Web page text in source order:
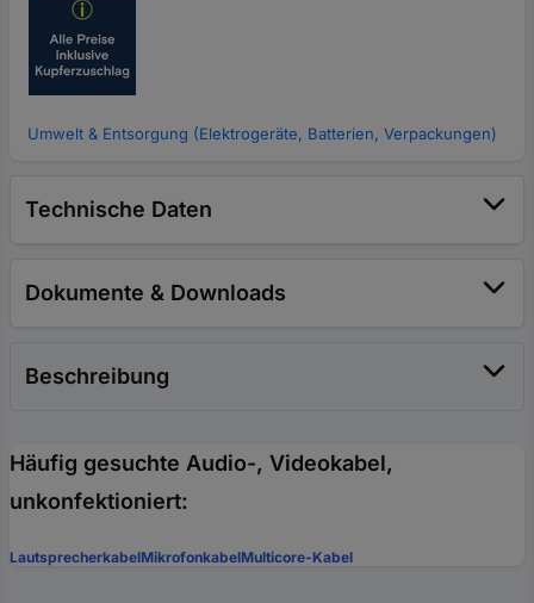
Umwelt & Entsorgung (Elektrogeräte, Batterien, Verpackungen)
Technische Daten
Dokumente & Downloads
Beschreibung
Häufig gesuchte Audio-, Videokabel,
unkonfektioniert:
LautsprecherkabelMikrofonkabelMulticore-Kabel